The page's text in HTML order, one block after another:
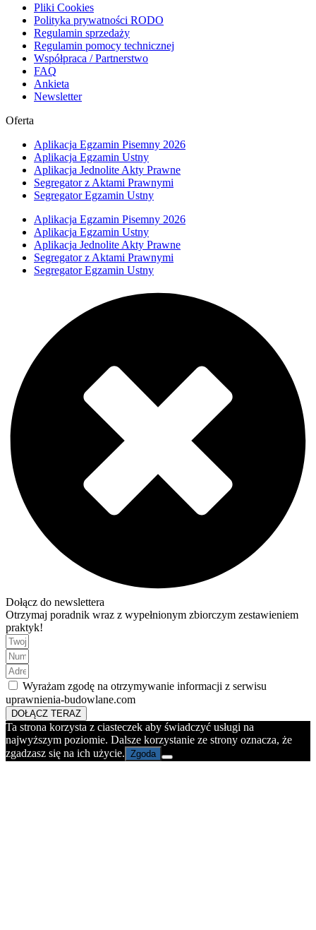
Pliki Cookies
Polityka prywatności RODO
Regulamin sprzedaży
Regulamin pomocy technicznej
Współpraca / Partnerstwo
FAQ
Ankieta
Newsletter
Oferta
Aplikacja Egzamin Pisemny 2026
Aplikacja Egzamin Ustny
Aplikacja Jednolite Akty Prawne
Segregator z Aktami Prawnymi
Segregator Egzamin Ustny
Aplikacja Egzamin Pisemny 2026
Aplikacja Egzamin Ustny
Aplikacja Jednolite Akty Prawne
Segregator z Aktami Prawnymi
Segregator Egzamin Ustny
Dołącz do newslettera
Otrzymaj poradnik wraz z wypełnionym zbiorczym zestawieniem
praktyk!
Wyrażam zgodę na otrzymywanie informacji z serwisu
uprawnienia-budowlane.com
DOŁĄCZ TERAZ
Ta strona korzysta z ciasteczek aby świadczyć usługi na
najwyższym poziomie. Dalsze korzystanie ze strony oznacza, że
zgadzasz się na ich użycie. Zgoda